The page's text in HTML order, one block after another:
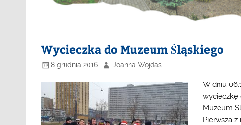
Wycieczka do Muzeum Śląskiego
8 grudnia 2016 Joanna Wojdas
W dniu
wycieczkę
Muzeum
Pierwsza z